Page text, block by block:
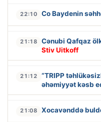
22:10 Co Baydenin
21:18 Cənubi Qafqaz
Stiv Uitkoff
21:12
“TRIPP
əhəmiyyət kəsb
21:08 Xocavənddə